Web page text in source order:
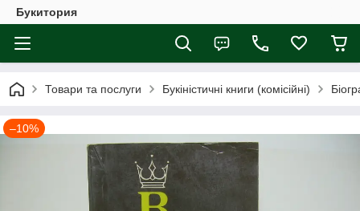
Букитория
Товари та послуги Букіністичні книги (комісійні)
–10%